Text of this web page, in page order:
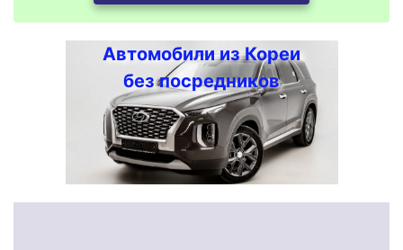
Автомобили из Кореи
без посредников